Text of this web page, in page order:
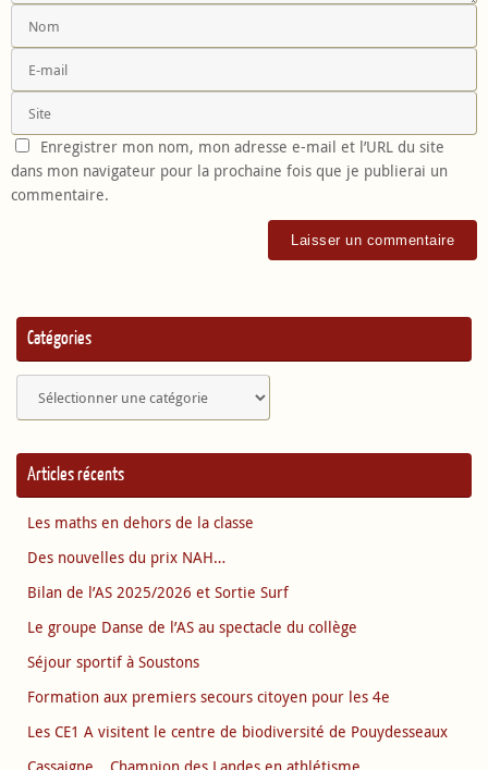
Enregistrer mon nom, mon adresse e-mail et l’URL du site
dans mon navigateur pour la prochaine fois que je publierai un
commentaire.
Catégories
Articles récents
Les maths en dehors de la classe
Des nouvelles du prix NAH…
Bilan de l’AS 2025/2026 et Sortie Surf
Le groupe Danse de l’AS au spectacle du collège
Séjour sportif à Soustons
Formation aux premiers secours citoyen pour les 4e
Les CE1 A visitent le centre de biodiversité de Pouydesseaux